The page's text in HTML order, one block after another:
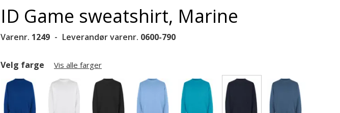
ID Game sweatshirt, Marine
Varenr. 1249 Leverandør varenr. 0600-790
Velg farge Vis alle farger